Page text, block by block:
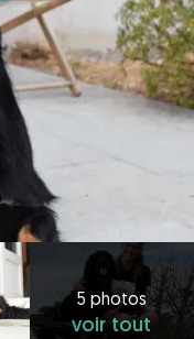
5 photos
voir tout